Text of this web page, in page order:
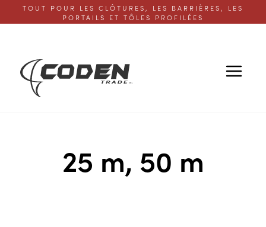
TOUT POUR LES CLÔTURES, LES BARRIÈRES, LES
PORTAILS ET TÔLES PROFILÉES
25 m, 50 m